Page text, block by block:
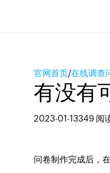
官网首页/在线调查
有没有
2023-01-13349 阅
问卷制作完成后，在